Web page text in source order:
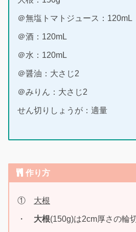
＠無塩トマトジュース：120mL
＠酒：120mL
＠水：120mL
＠醤油：大さじ2
＠みりん：大さじ2
せん切りしょうが：適量
作り方
① 大根
・ 大根(150g)は2cm厚さの輪